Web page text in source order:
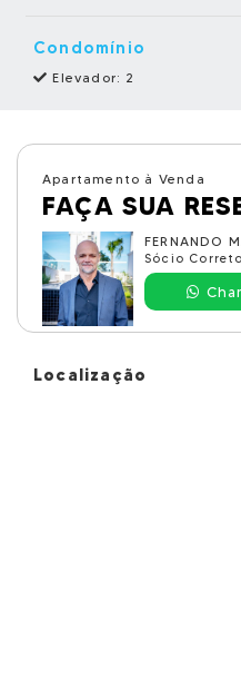
Condomínio
Elevador: 2
Apartamento à Venda
FAÇA SUA
FERNANDO
Sócio
Localização